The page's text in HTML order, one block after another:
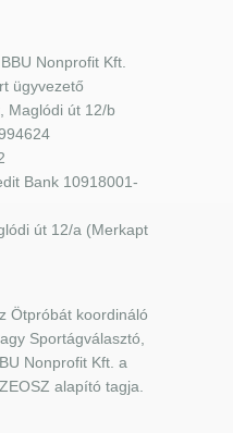
Nonprofit Kft.
ügyvezető
Maglódi út 12/b
Bank 10918001-
út 12/a (Merkapt
Ötpróbát koordináló
Sportágválasztó,
Nonprofit Kft. a
alapító tagja.